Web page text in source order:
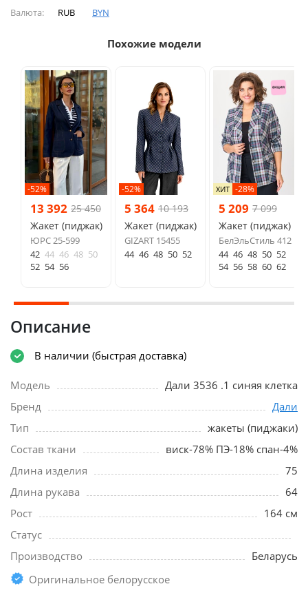
Валюта: RUB BYN
Похожие модели
-52%
13 392 25 450
Жакет (пиджак)
ЮРС 25-599
42 44 46 48 50
52 54 56
-52%
5 364 10 193
Жакет (пиджак)
GIZART 15455
44 46 48 50 52
ХИТ -28%
5 209 7 099
Жакет (пиджак)
БелЭльСтиль 412
44 46 48 50 52
54 56 58 60 62
Описание
В наличии (быстрая доставка)
Модель
Дали 3536 .1 синяя клетка
Бренд
Дали
Тип
жакеты (пиджаки)
Состав ткани
виск-78% ПЭ-18% спан-4%
Длина изделия
75
Длина рукава
64
Рост
164 см
Статус
Производство
Беларусь
Оригинальное белорусское